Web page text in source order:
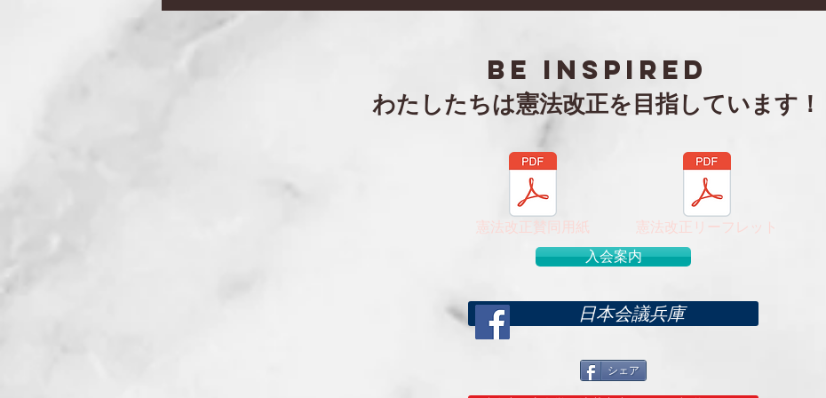
会・記念講演会
和８年度年次総会・特別講演
第２０回
BE inspired
​わたしたちは憲法改正を目指しています！
憲法改正賛同用紙 憲法改正リーフレット
入会案内
日本会議兵庫
シェア